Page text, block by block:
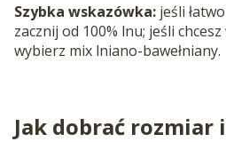
Szybka wskazówka: jeśli
zacznij od 100% lnu; jeśli
wybierz mix lniano-bawełniany.
Jak dobrać